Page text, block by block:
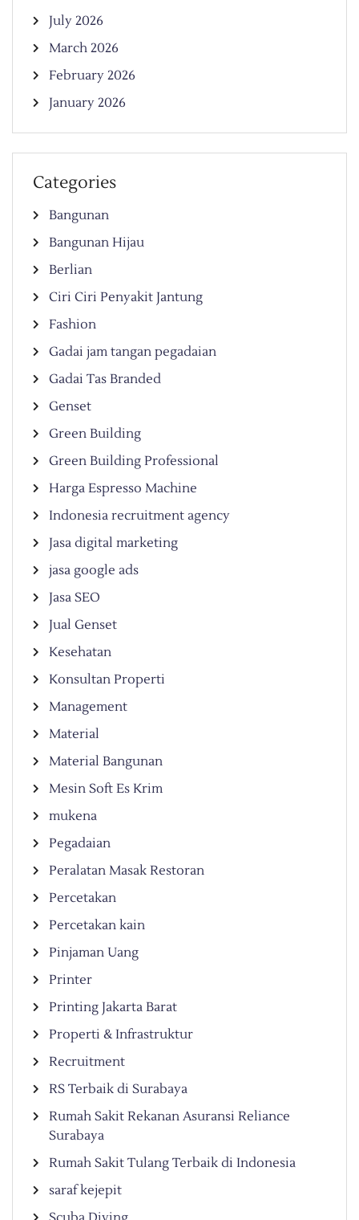
July 2026
March 2026
February 2026
January 2026
Categories
Bangunan
Bangunan Hijau
Berlian
Ciri Ciri Penyakit Jantung
Fashion
Gadai jam tangan pegadaian
Gadai Tas Branded
Genset
Green Building
Green Building Professional
Harga Espresso Machine
Indonesia recruitment agency
Jasa digital marketing
jasa google ads
Jasa SEO
Jual Genset
Kesehatan
Konsultan Properti
Management
Material
Material Bangunan
Mesin Soft Es Krim
mukena
Pegadaian
Peralatan Masak Restoran
Percetakan
Percetakan kain
Pinjaman Uang
Printer
Printing Jakarta Barat
Properti & Infrastruktur
Recruitment
RS Terbaik di Surabaya
Rumah Sakit Rekanan Asuransi Reliance
Surabaya
Rumah Sakit Tulang Terbaik di Indonesia
saraf kejepit